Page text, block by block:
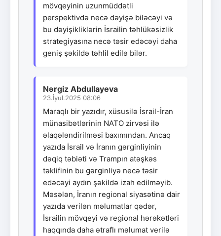
mövqeyinin uzunmüddətli
perspektivdə necə dəyişə biləcəyi və
bu dəyişikliklərin İsrailin təhlükəsizlik
strategiyasına necə təsir edəcəyi daha
geniş şəkildə təhlil edilə bilər.
Nərgiz Abdullayeva
23.İyul.2025 08:06
Maraqlı bir yazıdır, xüsusilə İsrail-İran
münasibətlərinin NATO zirvəsi ilə
əlaqələndirilməsi baxımından. Ancaq
yazıda İsrail və İranın gərginliyinin
dəqiq təbiəti və Trampın atəşkəs
təklifinin bu gərginliyə necə təsir
edəcəyi aydın şəkildə izah edilməyib.
Məsələn, İranın regional siyasətinə dair
yazıda verilən məlumatlar qədər,
İsrailin mövqeyi və regional hərəkətləri
haqqında daha ətraflı məlumat verilə